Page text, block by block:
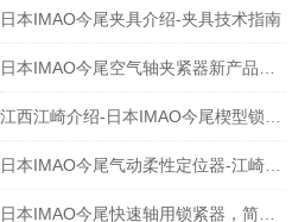
日本IMAO今尾夹具介绍-夹具技术指南